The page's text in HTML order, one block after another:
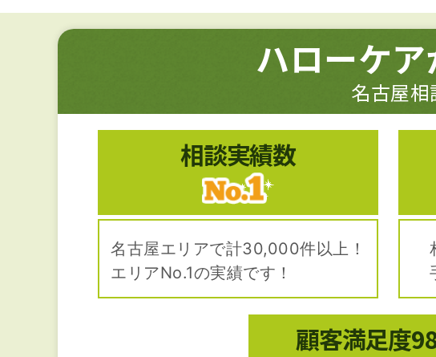
ハローケ
名古屋相
相談実績数
名古屋エリアで計30,000件以上！
エリアNo.1の実績です！
顧客満足度